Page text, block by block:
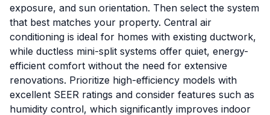
exposure, and sun orientation. Then select the system
that best matches your property. Central air
conditioning is ideal for homes with existing ductwork,
while ductless mini-split systems offer quiet, energy-
efficient comfort without the need for extensive
renovations. Prioritize high-efficiency models with
excellent SEER ratings and consider features such as
humidity control, which significantly improves indoor